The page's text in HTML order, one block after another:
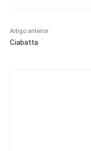
Artigo anterior
Ciabatta